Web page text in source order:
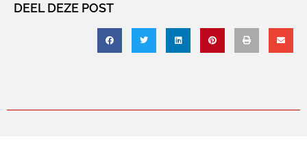
DEEL DEZE POST